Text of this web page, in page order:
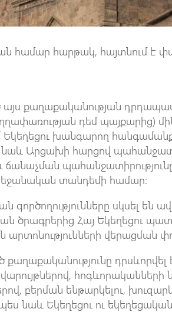
համար հարթակ, հայտնում
այս քաղաքականության
դեմ պայքարից)
խանգարող
նաև Արցախի հարցով
պահանջատիրությունը
տանդեմի համար:
գործողությունները սկսել են
ծրագրերից Հայ Եկեղեցու
արտոնությունների վերացման
քաղաքականությունը դրսևորվել
բերման ենթարկելու,
նաև Եկեղեցու ու